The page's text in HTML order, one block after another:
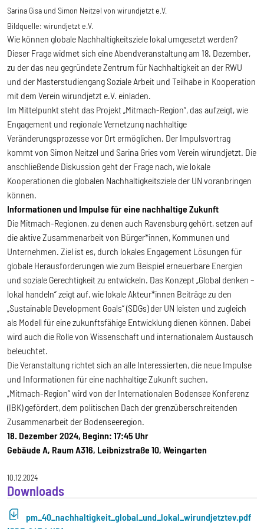
Sarina Gisa und Simon Neitzel von wirundjetzt e.V.
Bildquelle: wirundjetzt e.V.
Wie können globale Nachhaltigkeitsziele lokal umgesetzt werden?
Dieser Frage widmet sich eine Abendveranstaltung am 18. Dezember,
zu der das neu gegründete Zentrum für Nachhaltigkeit an der RWU
und der Masterstudiengang Soziale Arbeit und Teilhabe in Kooperation
mit dem Verein wirundjetzt e.V. einladen.
Im Mittelpunkt steht das Projekt „Mitmach-Region“, das aufzeigt, wie
Engagement und regionale Vernetzung nachhaltige
Veränderungsprozesse vor Ort ermöglichen. Der Impulsvortrag
kommt von Simon Neitzel und Sarina Gries vom Verein wirundjetzt. Die
anschließende Diskussion geht der Frage nach, wie lokale
Kooperationen die globalen Nachhaltigkeitsziele der UN voranbringen
können.
Informationen und Impulse für eine nachhaltige Zukunft
Die Mitmach-Regionen, zu denen auch Ravensburg gehört, setzen auf
die aktive Zusammenarbeit von Bürger*innen, Kommunen und
Unternehmen. Ziel ist es, durch lokales Engagement Lösungen für
globale Herausforderungen wie zum Beispiel erneuerbare Energien
und soziale Gerechtigkeit zu entwickeln. Das Konzept „Global denken –
lokal handeln“ zeigt auf, wie lokale Akteur*innen Beiträge zu den
„Sustainable Development Goals“ (SDGs) der UN leisten und zugleich
als Modell für eine zukunftsfähige Entwicklung dienen können. Dabei
wird auch die Rolle von Wissenschaft und internationalem Austausch
beleuchtet.
Die Veranstaltung richtet sich an alle Interessierten, die neue Impulse
und Informationen für eine nachhaltige Zukunft suchen.
„Mitmach-Region“ wird von der Internationalen Bodensee Konferenz
(IBK) gefördert, dem politischen Dach der grenzüberschreitenden
Zusammenarbeit der Bodenseeregion.
18. Dezember 2024, Beginn: 17:45 Uhr
Gebäude A, Raum A316, Leibnizstraße 10, Weingarten
10.12.2024
Downloads
pm_40_nachhaltigkeit_global_und_lokal_wirundjetztev.pdf